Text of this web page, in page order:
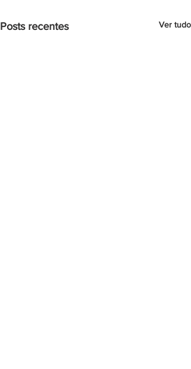
Posts recentes Ver tudo